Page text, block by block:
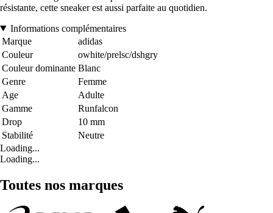
résistante, cette sneaker est aussi parfaite au quotidien.
Informations complémentaires
Marque
adidas
Couleur
owhite/prelsc/dshgry
Couleur dominante Blanc
Genre
Femme
Age
Adulte
Gamme
Runfalcon
Drop
10 mm
Stabilité
Neutre
Loading...
Loading...
Toutes nos marques